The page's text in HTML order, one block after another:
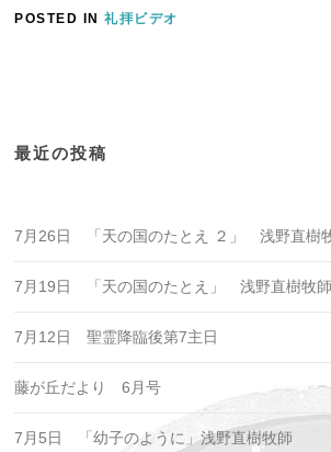
POSTED IN礼拝ビデオ
最近の投稿
7月26日 「天の国のたとえ ２」 浅野直樹
7月19日 「天の国のたとえ」 浅野直樹牧師
7月12日 聖霊降臨後第7主日
藤が丘だより 6月号
7月5日 「幼子のように」浅野直樹牧師